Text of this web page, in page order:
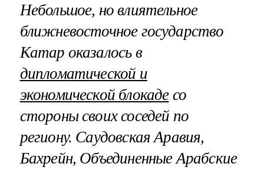
Небольшое, но влиятельное
ближневосточное государство
Катар оказалось в
дипломатической и
экономической блокадесо
стороны своих соседей по
региону. Саудовская Аравия,
Бахрейн, Объединенные Арабские